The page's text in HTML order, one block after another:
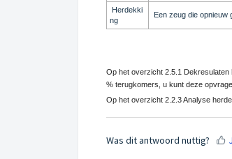
Herdekki
ng
Een zeug die
Op het overzicht 2.5.1 Dekresulaten
% terugkomers, u kunt deze
Op het overzicht 2.2.3 Analyse
Was dit antwoord nuttig?